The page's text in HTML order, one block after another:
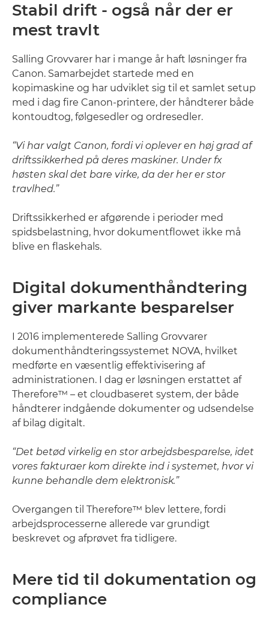
Stabil drift - også når der er
mest travlt
Salling Grovvarer har i mange år haft løsninger fra
Canon. Samarbejdet startede med en
kopimaskine og har udviklet sig til et samlet setup
med i dag fire Canon-printere, der håndterer både
kontoudtog, følgesedler og ordresedler.
“Vi har valgt Canon, fordi vi oplever en høj grad af
driftssikkerhed på deres maskiner. Under fx
høsten skal det bare virke, da der her er stor
travlhed.”
Driftssikkerhed er afgørende i perioder med
spidsbelastning, hvor dokumentflowet ikke må
blive en flaskehals.
Digital dokumenthåndtering
giver markante besparelser
I 2016 implementerede Salling Grovvarer
dokumenthåndteringssystemet NOVA, hvilket
medførte en væsentlig effektivisering af
administrationen. I dag er løsningen erstattet af
Therefore™ – et cloudbaseret system, der både
håndterer indgående dokumenter og udsendelse
af bilag digitalt.
“Det betød virkelig en stor arbejdsbesparelse, idet
vores fakturaer kom direkte ind i systemet, hvor vi
kunne behandle dem elektronisk.”
Overgangen til Therefore™ blev lettere, fordi
arbejdsprocesserne allerede var grundigt
beskrevet og afprøvet fra tidligere.
Mere tid til dokumentation og
compliance